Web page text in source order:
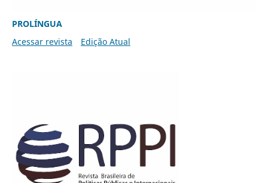
PROLÍNGUA
Acessar revista
Edição Atual